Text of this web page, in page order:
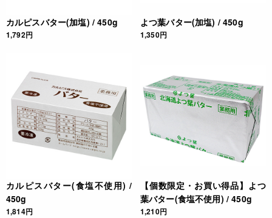
カルピスバター(加塩) / 450g
1,792円
よつ葉バター(加塩) / 450g
1,350円
カルピスバター(食塩不使用) /
450g
1,814円
【個数限定・お買い得品】よつ
葉バター(食塩不使用) / 450g
1,210円